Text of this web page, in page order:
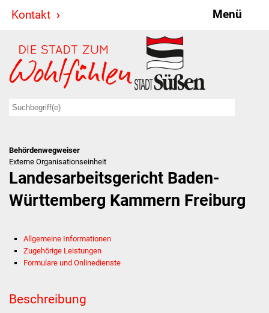
Kontakt Menü
Stadt & Politik
Bürgermeister
Ratsinformationssystem
Behördenwegweiser
Externe Organisationseinheit
Landesarbeitsgericht Baden-
Württemberg Kammern Freiburg
Allgemeine Informationen
Zugehörige Leistungen
Formulare und Onlinedienste
Beschreibung